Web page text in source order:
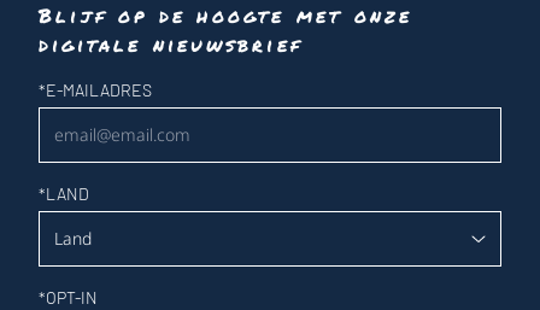
Blijf op de hoogte met onze
digitale nieuwsbrief
Nieuwsbrief
*E-MAILADRES
*LAND
*OPT-IN